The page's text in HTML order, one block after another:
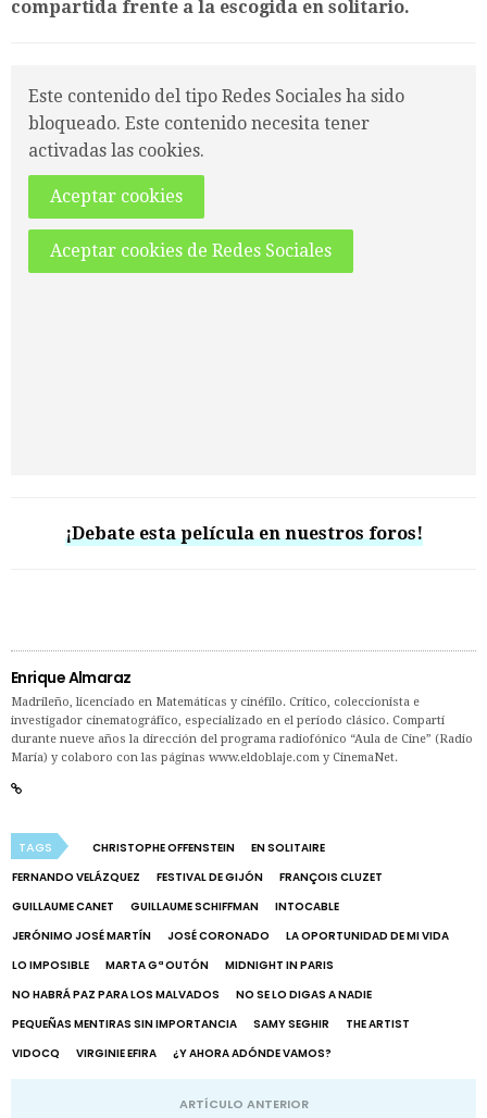
compartida frente a la escogida en solitario.
Este contenido del tipo Redes Sociales ha sido
bloqueado. Este contenido necesita tener
activadas las cookies.
Aceptar cookies
Aceptar cookies de Redes Sociales
¡Debate esta película en nuestros foros!
Enrique Almaraz
Madrileño, licenciado en Matemáticas y cinéfilo. Crítico, coleccionista e
investigador cinematográfico, especializado en el período clásico. Compartí
durante nueve años la dirección del programa radiofónico “Aula de Cine” (Radio
María) y colaboro con las páginas www.eldoblaje.com y CinemaNet.
TAGS CHRISTOPHE OFFENSTEIN
EN SOLITAIRE
FERNANDO VELÁZQUEZ
FESTIVAL DE GIJÓN
FRANÇOIS CLUZET
GUILLAUME CANET
GUILLAUME SCHIFFMAN
INTOCABLE
JERÓNIMO JOSÉ MARTÍN
JOSÉ CORONADO
LA OPORTUNIDAD DE MI VIDA
LO IMPOSIBLE
MARTA Gª OUTÓN
MIDNIGHT IN PARIS
NO HABRÁ PAZ PARA LOS MALVADOS
NO SE LO DIGAS A NADIE
PEQUEÑAS MENTIRAS SIN IMPORTANCIA
SAMY SEGHIR
THE ARTIST
VIDOCQ
VIRGINIE EFIRA ¿Y AHORA ADÓNDE VAMOS?
ARTÍCULO ANTERIOR